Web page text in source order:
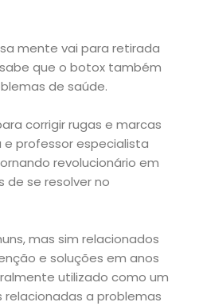
mente vai para retirada
que o botox também
de saúde.
corrigir rugas e marcas
e professor especialista
revolucionário em
se resolver no
mas sim relacionados
e soluções em anos
utilizado como um
a problemas